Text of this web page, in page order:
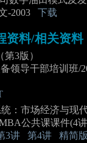
下载
资料/相关资料
3版）
导干部培训班/
：市场经济与现
公共课课件(4
3讲 第4讲 精简